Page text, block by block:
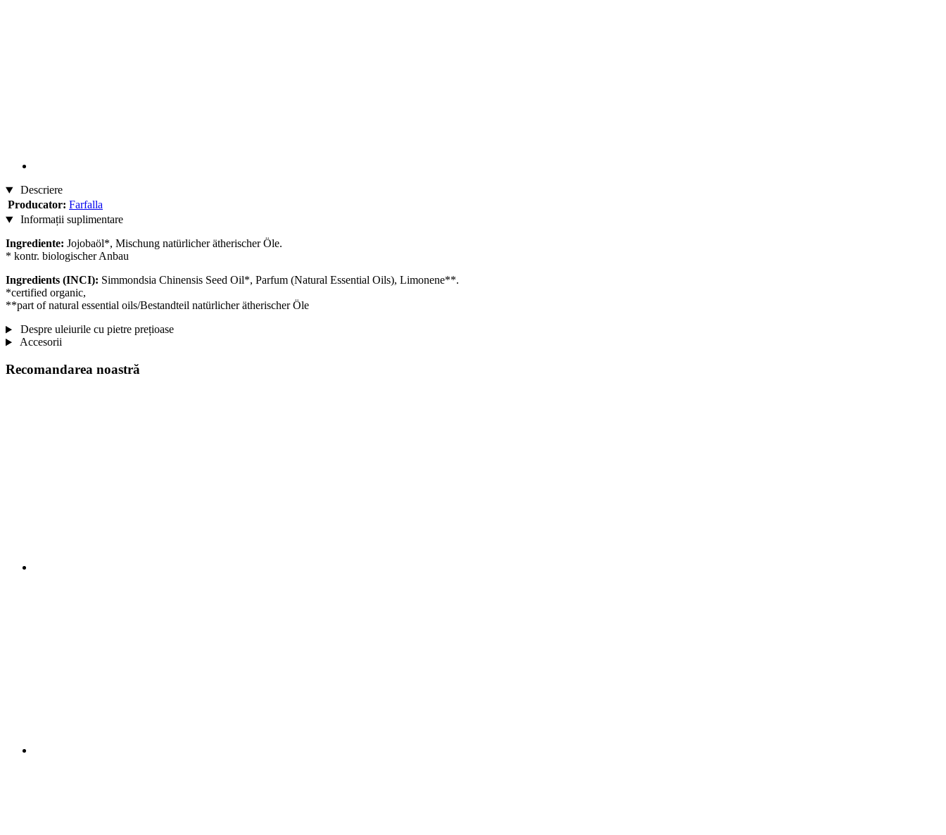
Descriere
Producator: Farfalla
Informații suplimentare
Ingrediente: Jojobaöl*, Mischung natürlicher ätherischer Öle.
* kontr. biologischer Anbau
Ingredients (INCI): Simmondsia Chinensis Seed Oil*, Parfum (Natural Essential Oils), Limonene**.
*certified organic,
**part of natural essential oils/Bestandteil natürlicher ätherischer Öle
Despre uleiurile cu pietre prețioase
Accesorii
Recomandarea noastră